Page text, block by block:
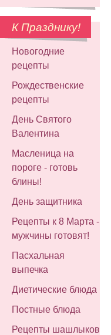
К Празднику!
Новогодние
рецепты
Рождественские
рецепты
День Святого
Валентина
Масленица на
пороге - готовь
блины!
День защитника
Рецепты к 8 Марта -
мужчины готовят!
Пасхальная
выпечка
Диетические блюда
Постные блюда
Рецепты шашлыков